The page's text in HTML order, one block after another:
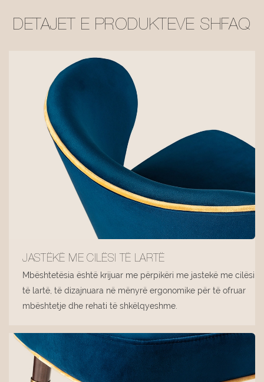
DETAJET E PRODUKTEVE SHFAQ
JASTËKË ME CILËSI TË LARTË
Mbështetësia është krijuar me përpikëri me jastekë me cilësi
të lartë, të dizajnuara në mënyrë ergonomike për të ofruar
mbështetje dhe rehati të shkëlqyeshme.